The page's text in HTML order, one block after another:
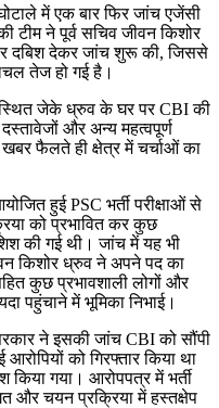
में एक बार फिर जांच एजेंसी
टीम ने पूर्व सचिव जीवन किशोर
दबिश देकर जांच शुरू की, जिससे
तेज हो गई है।
जेके ध्रुव के घर पर CBI की
और अन्य महत्वपूर्ण
खबर फैलते ही क्षेत्र में चर्चाओं का
हुई PSC भर्ती परीक्षाओं से
को प्रभावित कर कुछ
की गई थी। जांच में यह भी
किशोर ध्रुव ने अपने पद का
कुछ प्रभावशाली लोगों और
पहुंचाने में भूमिका निभाई।
ने इसकी जांच CBI को सौंपी
को गिरफ्तार किया था
गया। आरोपपत्र में भर्ती
और चयन प्रक्रिया में हस्तक्षेप